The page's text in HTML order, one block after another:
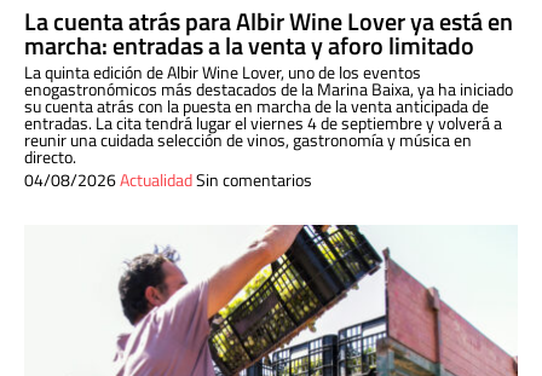
La cuenta atrás para Albir Wine Lover ya está en
marcha: entradas a la venta y aforo limitado
La quinta edición de Albir Wine Lover, uno de los eventos
enogastronómicos más destacados de la Marina Baixa, ya ha iniciado
su cuenta atrás con la puesta en marcha de la venta anticipada de
entradas. La cita tendrá lugar el viernes 4 de septiembre y volverá a
reunir una cuidada selección de vinos, gastronomía y música en
directo.
04/08/2026ActualidadSin comentarios